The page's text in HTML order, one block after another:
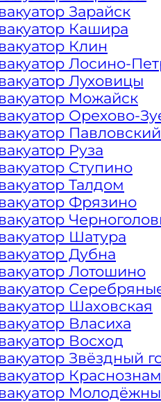
эвакуатора за
ценами
эвакуации
и тип
вызова
факторы –
Зарайск
Кашира
Клин
Лосино-
Луховицы
Можайск
Орехово-
Руза
Ступино
Талдом
Фрязино
Шатура
Дубна
Лотошино
Шаховская
Власиха
Восход
Звёздный